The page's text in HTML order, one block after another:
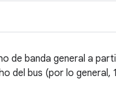
de banda general a
del bus (por lo